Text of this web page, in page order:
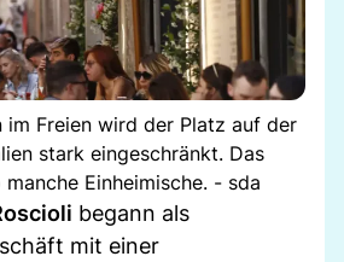
im Freien wird der Platz auf der
stark eingeschränkt. Das
Einheimische. - sda
begann als
mit einer